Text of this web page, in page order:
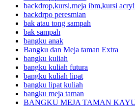
backdrop,kursi,meja ibm,kursi
backdrpo peresmian
bak atau tong sampah
bak sampah
bangku anak
Bangku dan Meja taman Extra
bangku kuliah
bangku kuliah futura
bangku kuliah lipat
bangku lipat kuliah
bangku meja taman
BANGKU MEJA TAMAN